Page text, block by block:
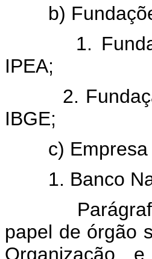
b)
1. Fundação
IPEA;
2. Fundação
IBGE;
c) Empresa
1. Banco
Parágrafo
papel de órgão
Organização